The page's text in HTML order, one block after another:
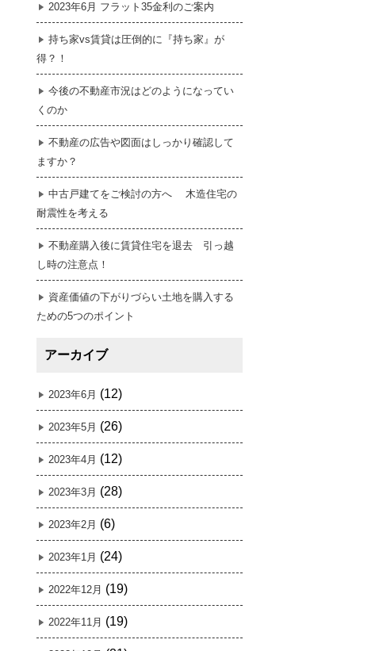
2023年6月 フラット35金利のご案内
持ち家vs賃貸は圧倒的に『持ち家』が
得？！
今後の不動産市況はどのようになってい
くのか
不動産の広告や図面はしっかり確認して
ますか？
中古戸建てをご検討の方へ 木造住宅の
耐震性を考える
不動産購入後に賃貸住宅を退去 引っ越
し時の注意点！
資産価値の下がりづらい土地を購入する
ための5つのポイント
アーカイブ
2023年6月 (12)
2023年5月 (26)
2023年4月 (12)
2023年3月 (28)
2023年2月 (6)
2023年1月 (24)
2022年12月 (19)
2022年11月 (19)